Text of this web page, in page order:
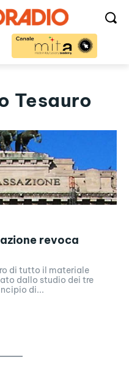
Tesauro
revoca
di tutto il materiale
dallo studio dei tre
di...